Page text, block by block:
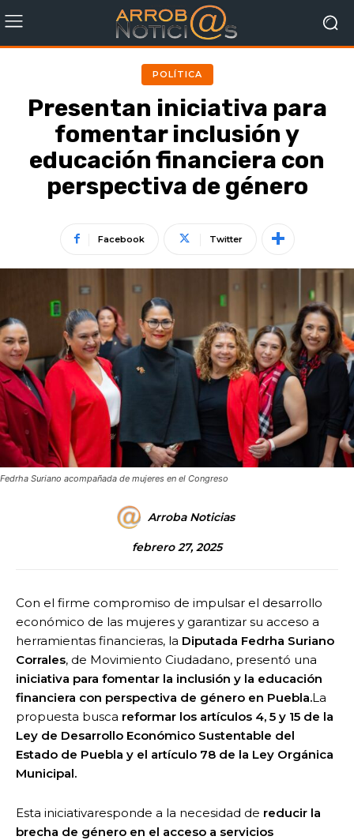
POLÍTICA
Presentan iniciativa para
fomentar inclusión y
educación financiera con
perspectiva de género
Facebook Twitter
Fedrha Suriano acompañada de mujeres en el Congreso
Arroba Noticias
febrero 27, 2025
Con el firme compromiso de impulsar el desarrollo
económico de las mujeres y garantizar su acceso a
herramientas financieras, la Diputada Fedrha Suriano
Corrales, de Movimiento Ciudadano, presentó una
iniciativa para fomentar la inclusión y la educación
financiera con perspectiva de género en Puebla.La
propuesta busca reformar los artículos 4, 5 y 15 de la
Ley de Desarrollo Económico Sustentable del
Estado de Puebla y el artículo 78 de la Ley Orgánica
Municipal.
Esta iniciativaresponde a la necesidad de reducir la
brecha de género en el acceso a servicios